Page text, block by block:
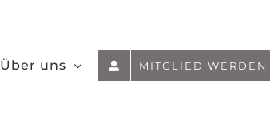
Über uns MITGLIED WERDEN